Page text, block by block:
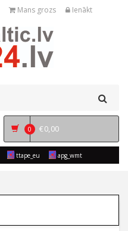
Mans grozs Ienākt
0 €0,00
ttape_eu apg_wmt